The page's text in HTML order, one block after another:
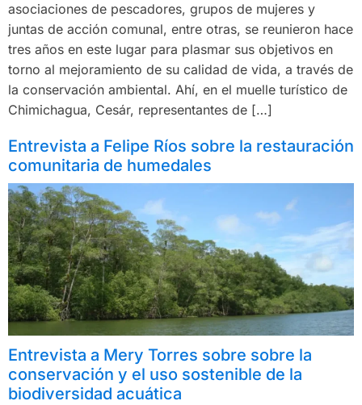
asociaciones de pescadores, grupos de mujeres y
juntas de acción comunal, entre otras, se reunieron hace
tres años en este lugar para plasmar sus objetivos en
torno al mejoramiento de su calidad de vida, a través de
la conservación ambiental. Ahí, en el muelle turístico de
Chimichagua, Cesár, representantes de […]
Entrevista a Felipe Ríos sobre la restauración
comunitaria de humedales
Entrevista a Mery Torres sobre sobre la
conservación y el uso sostenible de la
biodiversidad acuática